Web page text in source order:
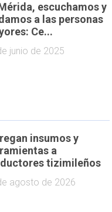
escuchamos y
a las personas
Ce...
junio de 2025
insumos y
a
tizimileños
agosto de 2026